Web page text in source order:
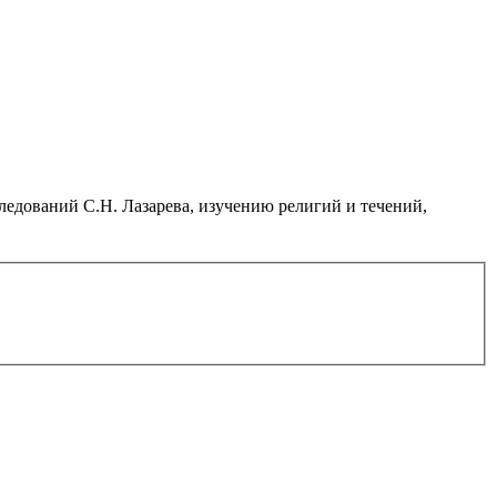
С.Н. Лазарева, изучению религий и течений,